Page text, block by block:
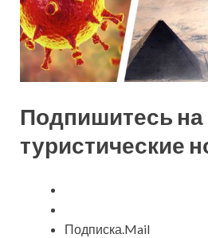
Подпишитесь на
туристические
Подписка.Mail